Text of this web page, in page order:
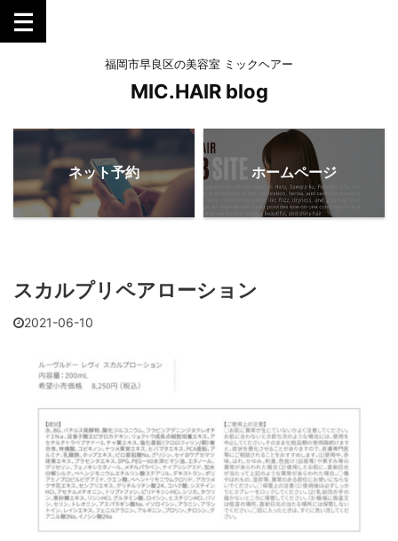
福岡市早良区の美容室 ミックヘアー
MIC.HAIR blog
ネット予約 ホームページ
スカルプリペアローション
2021-06-10